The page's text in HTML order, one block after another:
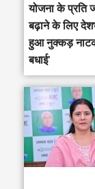
योजना के प्रति
बढ़ाने के लिए
हुआ नुक्कड़ नाटक
बधाई’